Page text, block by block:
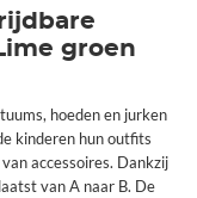
groen
hoeden en jurken
kinderen hun outfits
accessoires. Dankzij
van A naar B. De